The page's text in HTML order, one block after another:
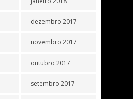
dezembro 2017
novembro 2017
outubro 2017
setembro 2017